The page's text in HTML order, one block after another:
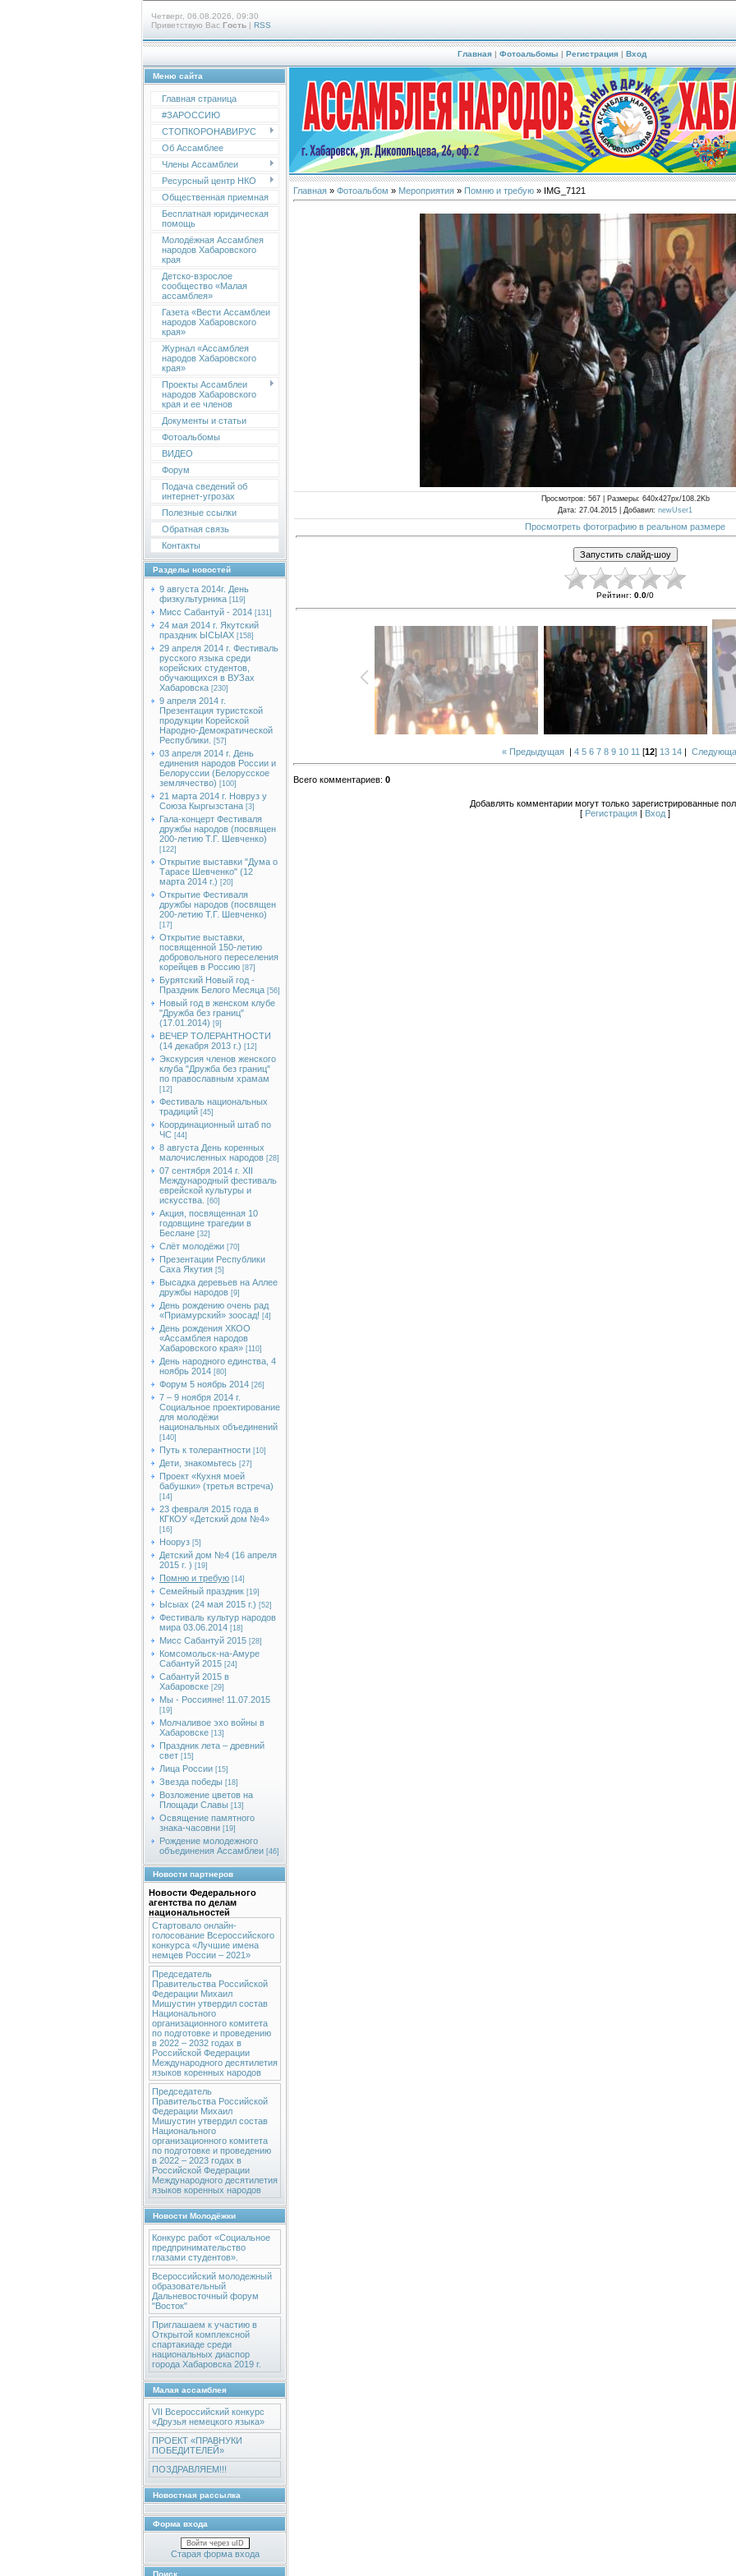
Четверг, 06.08.2026, 09:30
Приветствую Вас Гость | RSS
Главная | Фотоальбомы | Регистрация | Вход
Меню сайта
Главная страница
#ЗАРОССИЮ
СТОПКОРОНАВИРУС
Об Ассамблее
Члены Ассамблеи
Ресурсный центр НКО
Общественная приемная
Бесплатная юридическая
помощь
Молодёжная Ассамблея
народов Хабаровского
края
Детско-взрослое
сообщество «Малая
ассамблея»
Газета «Вести Ассамблеи
народов Хабаровского
края»
Журнал «Ассамблея
народов Хабаровского
края»
Проекты Ассамблеи
народов Хабаровского
края и ее членов
Документы и статьи
Фотоальбомы
ВИДЕО
Форум
Подача сведений об
интернет-угрозах
Полезные ссылки
Обратная связь
Контакты
Разделы новостей
9 августа 2014г. День
физкультурника [119]
Мисс Сабантуй - 2014 [131]
24 мая 2014 г. Якутский
праздник ЫСЫАХ [158]
29 апреля 2014 г. Фестиваль
русского языка среди
корейских студентов,
обучающихся в ВУЗах
Хабаровска [230]
9 апреля 2014 г.
Презентация туристской
продукции Корейской
Народно-Демократической
Республики.
[57]
03 апреля 2014 г. День
единения народов России и
Белоруссии (Белорусское
землячество) [100]
21 марта 2014 г. Новруз у
Союза Кыргызстана [3]
Гала-концерт Фестиваля
дружбы народов (посвящен
200-летию Т.Г. Шевченко)
[122]
Открытие выставки "Дума о
Тарасе Шевченко" (12
марта 2014 г.) [20]
Открытие Фестиваля
дружбы народов (посвящен
200-летию Т.Г. Шевченко)
[17]
Открытие выставки,
посвященной 150-летию
добровольного переселения
корейцев в Россию [87]
Бурятский Новый год -
Праздник Белого Месяца [56]
Новый год в женском клубе
"Дружба без границ"
(17.01.2014) [9]
ВЕЧЕР ТОЛЕРАНТНОСТИ
(14 декабря 2013 г.) [12]
Экскурсия членов женского
клуба "Дружба без границ"
по православным храмам
[12]
Фестиваль национальных
традиций [45]
Координационный штаб по
ЧС [44]
8 августа День коренных
малочисленных народов [28]
07 сентября 2014 г. XII
Международный фестиваль
еврейской культуры и
искусства.
[60]
Акция, посвященная 10
годовщине трагедии в
Беслане [32]
Слёт молодёжи [70]
Презентации Республики
Саха Якутия [5]
Высадка деревьев на Аллее
дружбы народов [9]
День рождению очень рад
«Приамурский» зоосад! [4]
День рождения ХКОО
«Ассамблея народов
Хабаровского края» [110]
День народного единства, 4
ноябрь 2014 [80]
Форум 5 ноябрь 2014 [26]
7 – 9 ноября 2014 г.
Социальное проектирование
для молодёжи
национальных объединений
[140]
Путь к толерантности [10]
Дети, знакомьтесь [27]
Проект «Кухня моей
бабушки» (третья встреча)
[14]
23 февраля 2015 года в
КГКОУ «Детский дом №4»
[16]
Нооруз [5]
Детский дом №4 (16 апреля
2015 г. ) [19]
Помню и требую [14]
Семейный праздник [19]
Ысыах (24 мая 2015 г.) [52]
Фестиваль культур народов
мира 03.06.2014 [18]
Мисс Сабантуй 2015 [28]
Комсомольск-на-Амуре
Сабантуй 2015 [24]
Сабантуй 2015 в
Хабаровске [29]
Мы - Россияне! 11.07.2015
[19]
Молчаливое эхо войны в
Хабаровске [13]
Праздник лета – древний
свет [15]
Лица России [15]
Звезда победы [18]
Возложение цветов на
Площади Славы [13]
Освящение памятного
знака-часовни [19]
Рождение молодежного
объединения Ассамблеи [46]
Новости партнеров
Новости Федерального
агентства по делам
национальностей
Стартовало онлайн-
голосование Всероссийского
конкурса «Лучшие имена
немцев России – 2021»
Председатель
Правительства Российской
Федерации Михаил
Мишустин утвердил состав
Национального
организационного комитета
по подготовке и проведению
в 2022 – 2032 годах в
Российской Федерации
Международного десятилетия
языков коренных народов
Председатель
Правительства Российской
Федерации Михаил
Мишустин утвердил состав
Национального
организационного комитета
по подготовке и проведению
в 2022 – 2023 годах в
Российской Федерации
Международного десятилетия
языков коренных народов
Новости Молодёжки
Конкурс работ «Социальное
предпринимательство
глазами студентов».
Всероссийский молодежный
образовательный
Дальневосточный форум
"Восток"
Приглашаем к участию в
Открытой комплексной
спартакиаде среди
национальных диаспор
города Хабаровска 2019 г.
Малая ассамблея
VII Всероссийский конкурс
«Друзья немецкого языка»
ПРОЕКТ «ПРАВНУКИ
ПОБЕДИТЕЛЕЙ»
ПОЗДРАВЛЯЕМ!!!
Новостная рассылка
Форма входа
Войти через uID
Старая форма входа
Поиск
Главная » Фотоальбом » Мероприятия » Помню и требую » IMG_7121
Просмотров: 567 | Размеры: 640x427px/108.2Kb
Дата: 27.04.2015 | Добавил: newUser1
Просмотреть фотографию в реальном размере
Рейтинг: 0.0/0
« Предыдущая| 4 5 6 7 8 9 10 11 [12] 13 14|
Всего комментариев: 0
Добавлять комментарии могут только зарегистрированные
[ Регистрация Вход ]